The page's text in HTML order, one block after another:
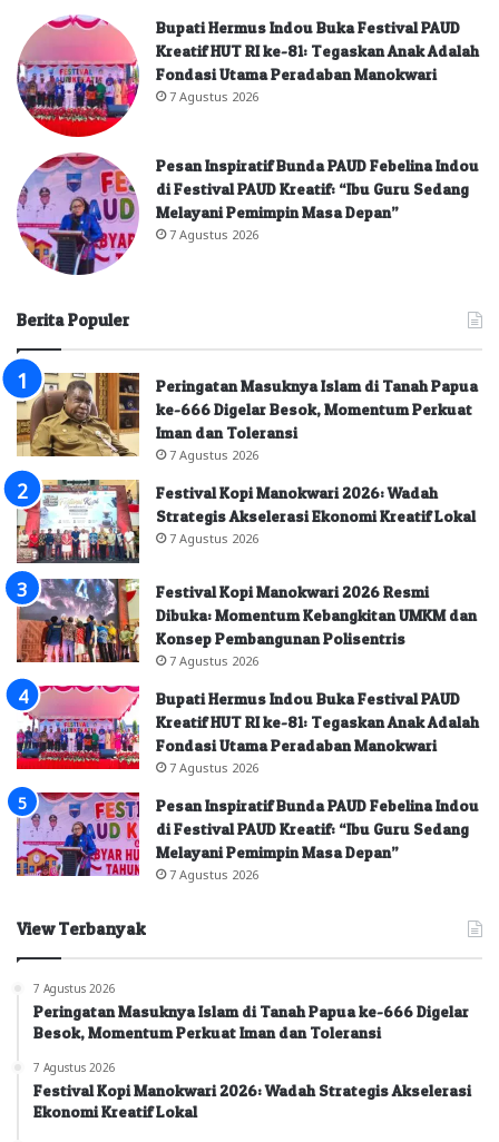
Bupati Hermus Indou Buka Festival PAUD
Kreatif HUT RI ke-81: Tegaskan Anak Adalah
Fondasi Utama Peradaban Manokwari
7 Agustus 2026
Pesan Inspiratif Bunda PAUD Febelina Indou
di Festival PAUD Kreatif: “Ibu Guru Sedang
Melayani Pemimpin Masa Depan”
7 Agustus 2026
Berita Populer
Peringatan Masuknya Islam di Tanah Papua
ke-666 Digelar Besok, Momentum Perkuat
Iman dan Toleransi
7 Agustus 2026
Festival Kopi Manokwari 2026: Wadah
Strategis Akselerasi Ekonomi Kreatif Lokal
7 Agustus 2026
Festival Kopi Manokwari 2026 Resmi
Dibuka: Momentum Kebangkitan UMKM dan
Konsep Pembangunan Polisentris
7 Agustus 2026
Bupati Hermus Indou Buka Festival PAUD
Kreatif HUT RI ke-81: Tegaskan Anak Adalah
Fondasi Utama Peradaban Manokwari
7 Agustus 2026
Pesan Inspiratif Bunda PAUD Febelina Indou
di Festival PAUD Kreatif: “Ibu Guru Sedang
Melayani Pemimpin Masa Depan”
7 Agustus 2026
View Terbanyak
7 Agustus 2026
Peringatan Masuknya Islam di Tanah Papua ke-666 Digelar
Besok, Momentum Perkuat Iman dan Toleransi
7 Agustus 2026
Festival Kopi Manokwari 2026: Wadah Strategis Akselerasi
Ekonomi Kreatif Lokal